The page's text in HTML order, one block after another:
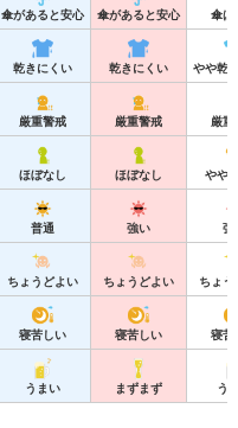
傘があると安心 傘があると安心 傘は
乾きにくい 乾きにくい やや乾
厳重警戒 厳重警戒 厳重
ほぼなし ほぼなし やや
普通 強い 強
ちょうどよい ちょうどよい ちょう
寝苦しい 寝苦しい 寝苦
うまい まずまず う